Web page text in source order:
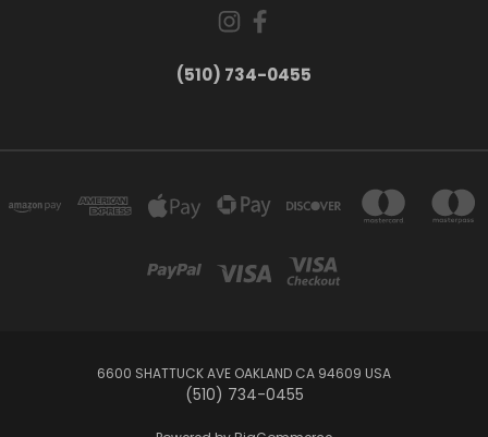
(510) 734-0455
6600 SHATTUCK AVE OAKLAND CA 94609 USA
(510) 734-0455